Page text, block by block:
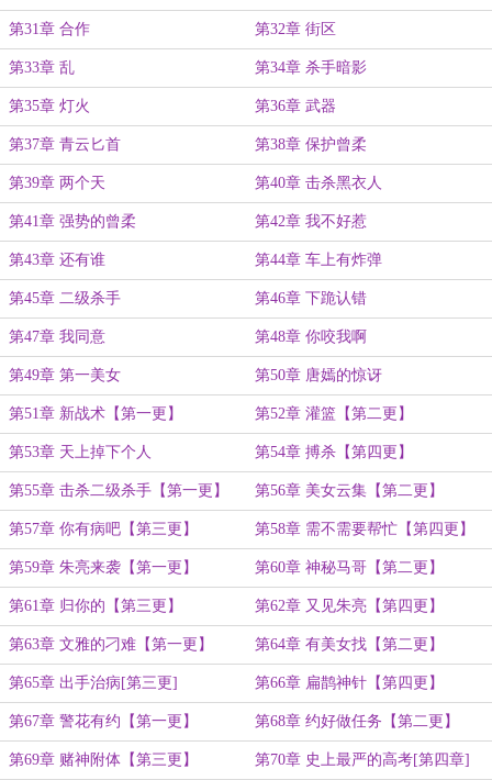
第31章 合作 第32章 街区
第33章 乱 第34章 杀手暗影
第35章 灯火 第36章 武器
第37章 青云匕首 第38章 保护曾柔
第39章 两个天 第40章 击杀黑衣人
第41章 强势的曾柔 第42章 我不好惹
第43章 还有谁 第44章 车上有炸弹
第45章 二级杀手 第46章 下跪认错
第47章 我同意 第48章 你咬我啊
第49章 第一美女 第50章 唐嫣的惊讶
第51章 新战术【第一更】 第52章 灌篮【第二更】
第53章 天上掉下个人 第54章 搏杀【第四更】
第55章 击杀二级杀手【第一更】 第56章 美女云集【第二更】
第57章 你有病吧【第三更】 第58章 需不需要帮忙【第四更】
第59章 朱亮来袭【第一更】 第60章 神秘马哥【第二更】
第61章 归你的【第三更】 第62章 又见朱亮【第四更】
第63章 文雅的刁难【第一更】 第64章 有美女找【第二更】
第65章 出手治病[第三更] 第66章 扁鹊神针【第四更】
第67章 警花有约【第一更】 第68章 约好做任务【第二更】
第69章 赌神附体【第三更】 第70章 史上最严的高考[第四章]